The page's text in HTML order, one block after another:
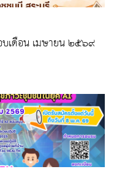
บเดือน เมษายน ๒๕๖๙